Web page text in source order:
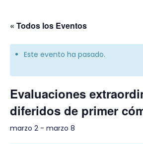
« Todos los Eventos
Este evento ha pasado.
Evaluaciones
diferidos de primer
marzo 2 - marzo 8